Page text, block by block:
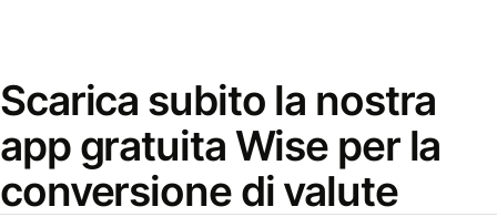
Scarica subito la nostra
app gratuita Wise per la
conversione di valute